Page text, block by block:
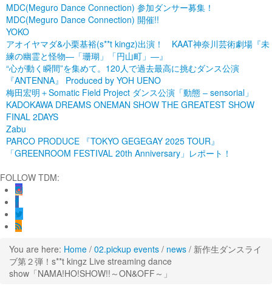
MDC(Meguro Dance Connection) 参加ダンサー募集！
MDC(Meguro Dance Connection) 開催!!
YOKO
アオイヤマダ&小栗基裕(s**t kingz)出演！ KAAT神奈川芸術劇場『未
練の幽霊と怪物―「珊瑚」「円山町」―』
“心が動く瞬間”を集めて。120人で過去最高に挑むダンス公演
『ANTENNA』 Produced by YOH UENO
梅田宏明＋Somatic Field Project ダンス公演「動態 ‒ sensorial」
KADOKAWA DREAMS ONEMAN SHOW THE GREATEST SHOW
FINAL 2DAYS
Zabu
PARCO PRODUCE 『TOKYO GEGEGAY 2025 TOUR』
「GREENROOM FESTIVAL 20th Anniversary」レポート！
FOLLOW TDM:
You are here: Home / 02.pickup events / news / 新作生ダンスライ
ブ第２弾！s**t kingz Live streaming dance
show「NAMA!HO!SHOW!!～ON&OFF～」